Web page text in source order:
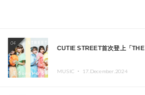
04
CUTIE STREET首次登上「THE
MUSIC ・ 17.December.2024